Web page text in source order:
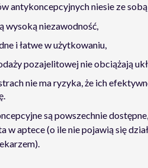
antykoncepcyjnych niesie ze
wysoką niezawodność,
i łatwe w użytkowaniu,
pozajelitowej nie obciążają
nie ma ryzyka, że ich
są powszechnie
w aptece (o ile nie pojawią się